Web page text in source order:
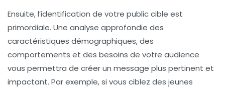
Ensuite, l’identification de votre public cible est
primordiale. Une analyse approfondie des
caractéristiques démographiques, des
comportements et des besoins de votre audience
vous permettra de créer un message plus pertinent et
impactant. Par exemple, si vous ciblez des jeunes